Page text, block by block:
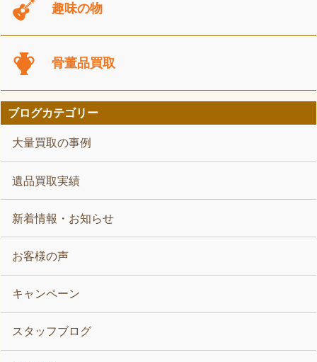
趣味の物
骨董品買取
ブログカテゴリー
大量買取の事例
遺品買取実績
新着情報・お知らせ
お客様の声
キャンペーン
スタッフブログ